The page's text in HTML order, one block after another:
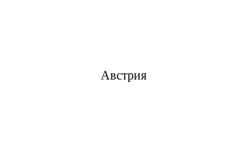
Австрия